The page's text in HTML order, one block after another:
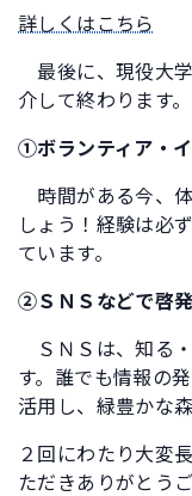
詳しくはこちら
最後に、現役大
介して終わります。
①ボランティア・
時間がある今、
しょう！経験は必
ています。
②ＳＮＳなどで啓
ＳＮＳは、知る
す。誰でも情報の
活用し、緑豊かな
２回にわたり大変
ただきありがとう